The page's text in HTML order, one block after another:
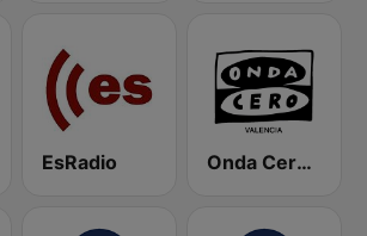
EsRadio Onda Cero Valencia